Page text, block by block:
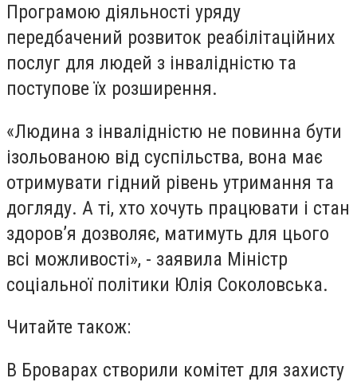
Програмою діяльності уряду
передбачений розвиток реабілітаційних
послуг для людей з інвалідністю та
поступове їх розширення.
«Людина з інвалідністю не повинна бути
ізольованою від суспільства, вона має
отримувати гідний рівень утримання та
догляду. А ті, хто хочуть працювати і стан
здоров’я дозволяє, матимуть для цього
всі можливості», - заявила Міністр
соціальної політики Юлія Соколовська.
Читайте також:
В Броварах створили комітет для захисту